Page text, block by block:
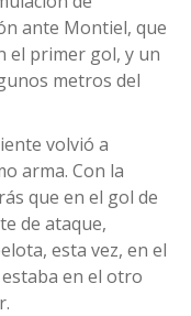
ante Montiel, que
el primer gol, y un
metros del
volvió a
arma. Con la
que en el gol de
de ataque,
esta vez, en el
en el otro